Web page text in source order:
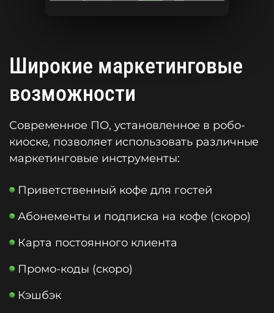
Широкие маркетинговые
возможности
Современное ПО, установленное в робо-
киоске, позволяет использовать различные
маркетинговые инструменты:
Приветственный кофе для гостей
Абонементы и подписка на кофе (скоро)
Карта постоянного клиента
Промо-коды (скоро)
Кэшбэк